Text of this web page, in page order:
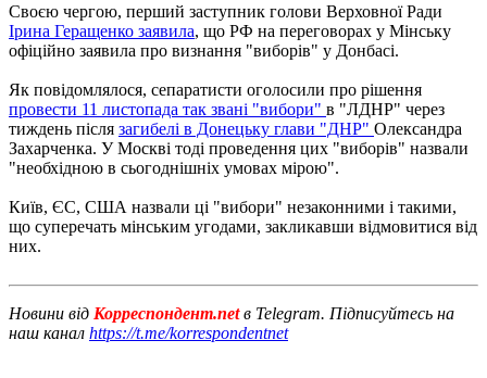
Своєю чергою, перший заступник голови Верховної Ради
Ірина Геращенко заявила, що РФ на переговорах у Мінську
офіційно заявила про визнання "виборів" у Донбасі.
Як повідомлялося, сепаратисти оголосили про рішення
провести 11 листопада так звані "вибори" в "ЛДНР" через
тиждень після загибелі в Донецьку глави "ДНР" Олександра
Захарченка. У Москві тоді проведення цих "виборів" назвали
"необхідною в сьогоднішніх умовах мірою".
Київ, ЄС, США назвали ці "вибори" незаконними і такими,
що суперечать мінським угодами, закликавши відмовитися від
них.
Новини від Корреспондент.netв Telegram. Підписуйтесь на
наш канал https://t.me/korrespondentnet